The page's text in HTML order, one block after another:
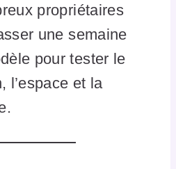
propriétaires
une semaine
pour tester le
l’espace et la